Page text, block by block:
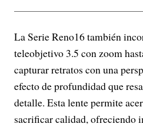
La Serie Reno16 también
teleobjetivo 3.5 con zoom
capturar retratos con una
efecto de profundidad que
detalle. Esta lente permite
sacrificar calidad, ofreciendo